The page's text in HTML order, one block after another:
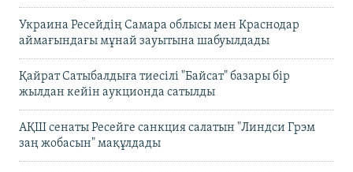
Украина Ресейдің Самара облысы мен Краснодар
аймағындағы мұнай зауытына шабуылдады
Қайрат Сатыбалдыға тиесілі "Байсат" базары бір
жылдан кейін аукционда сатылды
АҚШ сенаты Ресейге санкция салатын "Линдси Грэм
заң жобасын" мақұлдады